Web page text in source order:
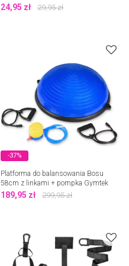
24,95 zł 29,95zł
-37%
Platforma do balansowania Bosu
58cm z linkami + pompka Gymtek
189,95 zł 299,95zł